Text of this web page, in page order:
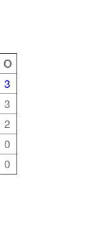
О
3
3
2
0
0